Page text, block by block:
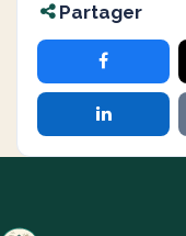
Partager